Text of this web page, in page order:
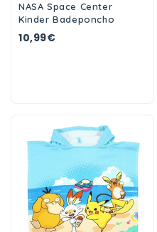
NASA Space Center
Kinder Badeponcho
10,99€